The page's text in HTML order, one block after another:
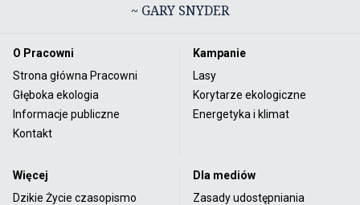
~ GARY SNYDER
O Pracowni
Strona główna Pracowni
Głęboka ekologia
Informacje publiczne
Kontakt
Kampanie
Lasy
Korytarze ekologiczne
Energetyka i klimat
Więcej
Dzikie Życie czasopismo
Dla mediów
Zasady udostępniania